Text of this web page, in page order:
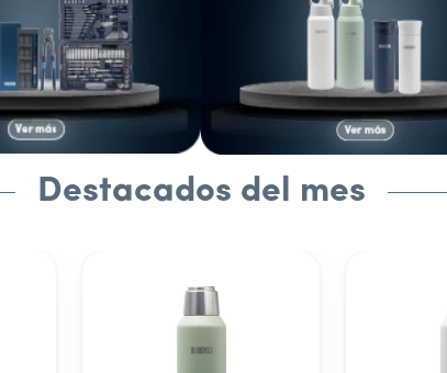
Destacados del mes